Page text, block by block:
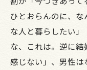
ひとおらんのに、
な人と暮らしたい
な、これは。逆に
感じない」、男性は